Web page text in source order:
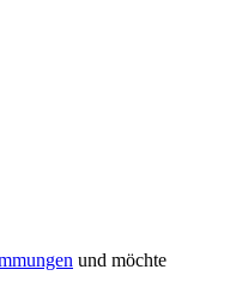
und möchte